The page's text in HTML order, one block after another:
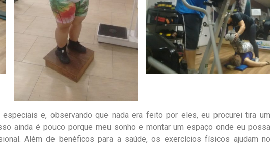
especiais e, observando que nada era feito por eles, eu procurei tira um
ainda é pouco porque meu sonho e montar um espaço onde eu possa
Além de benéficos para a saúde, os exercícios físicos ajudam no